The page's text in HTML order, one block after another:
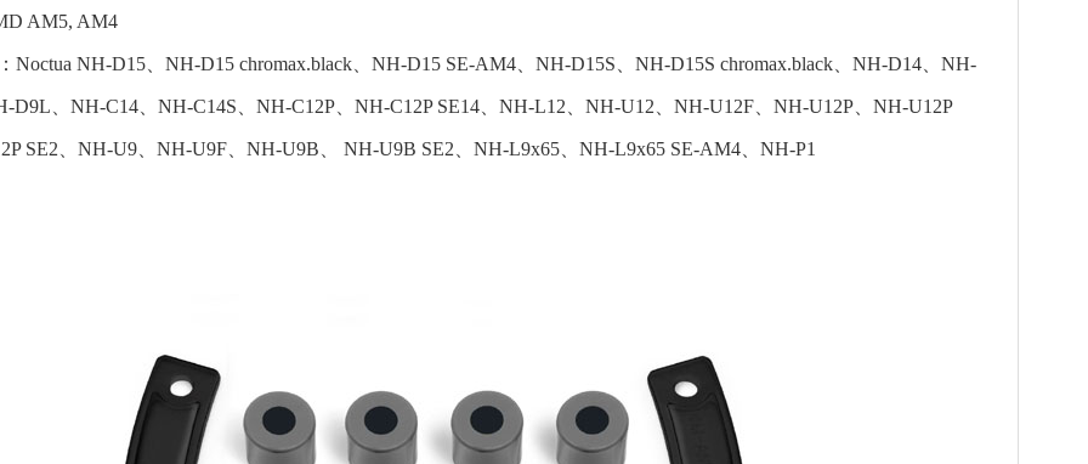
AM5, AM4
Noctua NH-D15、NH-D15 chromax.black、NH-D15 SE-AM4、NH-D15S、NH-D15S chromax.black、NH-D14、NH-
D9L、NH-C14、NH-C14S、NH-C12P、NH-C12P SE14、NH-L12、NH-U12、NH-U12F、NH-U12P、NH-U12P
SE2、NH-U9、NH-U9F、NH-U9B、 NH-U9B SE2、NH-L9x65、NH-L9x65 SE-AM4、NH-P1